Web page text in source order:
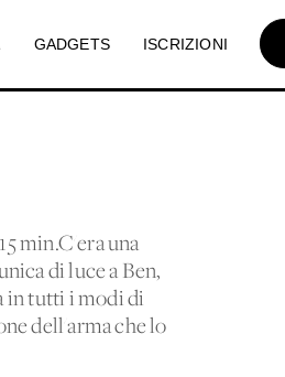
GADGETS ISCRIZIONI
min.C'era una
di luce a Ben,
in tutti i modi di
dell'arma che lo